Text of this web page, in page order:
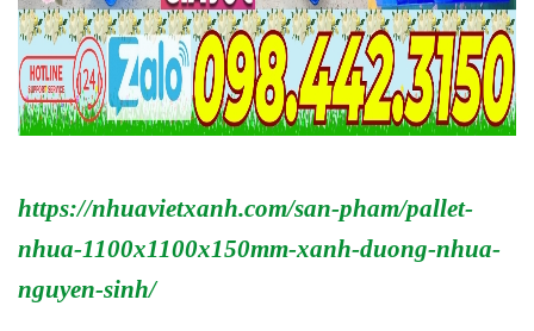
https://nhuavietxanh.com/san-pham/pallet-
nhua-1100x1100x150mm-xanh-duong-nhua-
nguyen-sinh/